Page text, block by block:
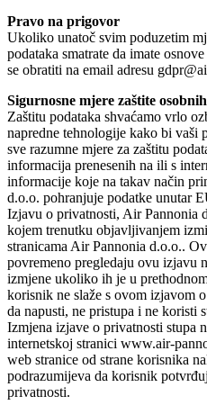
Pravo na prigovor
Ukoliko unatoč svim poduzetim
podataka smatrate da imate
se obratiti na email adresu
Sigurnosne mjere zaštite
Zaštitu podataka shvaćamo vrlo
napredne tehnologije kako bi vaši
sve razumne mjere za zaštitu
informacija prenesenih na ili s
informacije koje na takav način
d.o.o. pohranjuje podatke unutar
Izjavu o privatnosti, Air Pannonia
kojem trenutku objavljivanjem
stranicama Air Pannonia d.o.o..
povremeno pregledaju ovu izjavu
izmjene ukoliko ih je u
korisnik ne slaže s ovom izjavom
da napusti, ne pristupa i ne koristi
Izmjena izjave o privatnosti stupa
internetskoj stranici www.air-
web stranice od strane korisnika
podrazumijeva da korisnik
privatnosti.